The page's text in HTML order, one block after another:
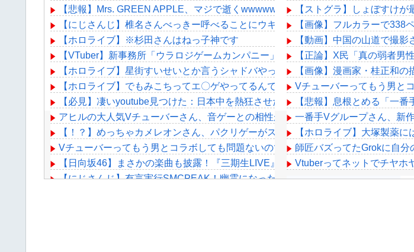
【悲報】Mrs. GREEN APPLE、マジで逝くwwwwww
【にじさんじ】椎名さんべっきー呼べることにウキウキで草
【ホロライブ】※杉田さんはねっ子神です
【VTuber】新事務所「ウラロジゲームカンパニー」始動！“逆異世界転生”した1
【ホロライブ】星街すいせいとか言うシャドバやってることアピールしてるのに
【ホロライブ】でもみこちってエ〇ゲやってるんでしょ（エ〇ゲ誤起動事件）「
【必見】凄いyoutube見つけた：日本中を熱狂させたLiSAの代表曲「紅蓮華」！
アヒルの大人気Vチューバーさん、音ゲーとの相性があんまり良くなさそう？
【！？】めっちゃカメレオンさん、パクリゲーがスイッチに登場してしまうｗｗｗ
Vチューバーってもう男とコラボしても問題ないのでは？
【日向坂46】まさかの楽曲も披露！『三期生LIVE』愛知公演のレポがこちら
【にじさんじ】有言実行SMCPEAK！幽霊になったマジラボうるさくて草
【ストグラ】しょぼすけ
【画像】フルカラーで338
【動画】中国の山道で撮影
【正論】X民「真の弱者男
【画像】漫画家・桂正和
Vチューバーってもう男と
【悲報】息根とめる「一番
一番手Vグループさん、新
【ホロライブ】大塚製薬に
師匠バズってたGrokに自分
Vtuberってネットでチヤホ